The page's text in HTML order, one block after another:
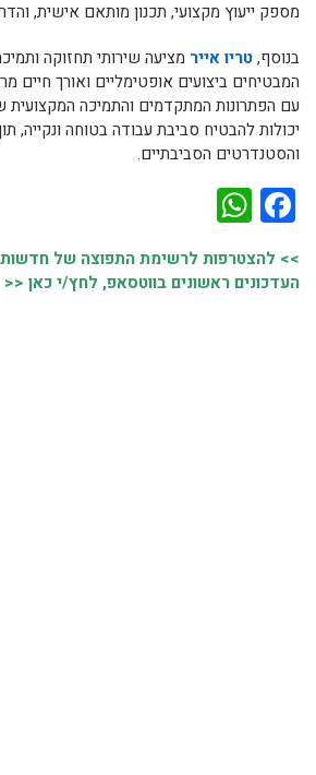
מספק ייעוץ מקצועי, תכנון מותאם אישית,
בנוסף,טריו אייר מציעה שירותי תחזוקה
המבטיחים ביצועים אופטימליים ואורך חיים
עם הפתרונות המתקדמים והתמיכה המקצועית
יכולות להבטיח סביבת עבודה בטוחה ונקייה,
והסטנדרטים הסביבתיים.
Facebook
>> להצטרפות לרשימת התפוצה של חדשות
העדכונים ראשונים בווטסאפ, לחץ/י כאן <<